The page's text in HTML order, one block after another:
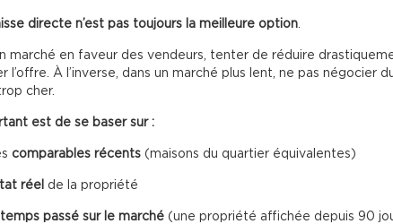
directe n’est pas toujours la meilleure option
marché en faveur des vendeurs, tenter de réduire
l’offre. À l’inverse, dans un marché plus lent, ne pas négocier
cher.
est de se baser sur :
comparables récents (maisons du quartier équivalentes)
réel de la propriété
temps passé sur le marché (une propriété affichée depuis 90